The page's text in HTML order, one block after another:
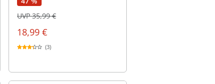
18,99 €
UVP 35,99 €
(3)